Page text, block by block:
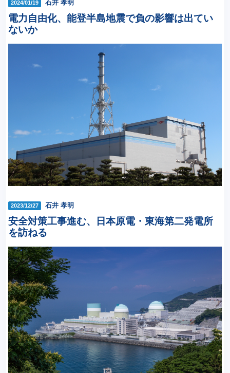
2024/01/19 石井 孝明
電力自由化、能登半島地震で負の影響は出てい
ないか
2023/12/27 石井 孝明
安全対策工事進む、日本原電・東海第二発電所
を訪ねる